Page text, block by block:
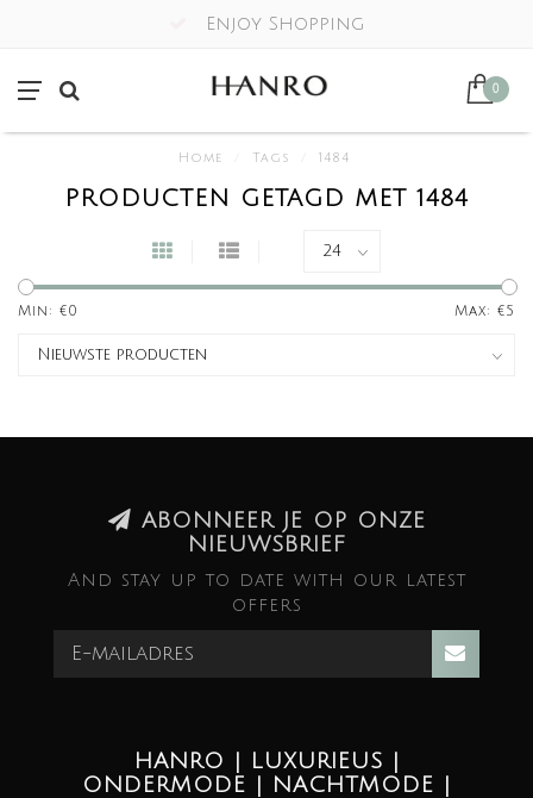
Enjoy Shopping
0
Home Tags 1484
PRODUCTEN GETAGD MET 1484
Min: €0 Max: €5
ABONNEER JE OP ONZE
NIEUWSBRIEF
And stay up to date with our latest
offers
HANRO | LUXURIEUS |
ONDERMODE | NACHTMODE |